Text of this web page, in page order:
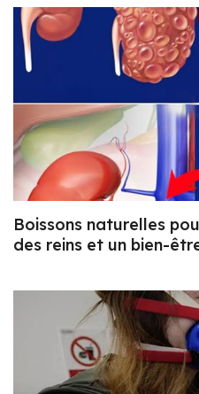
Boissons naturelles
des reins et un bien-